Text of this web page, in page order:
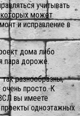
учитывать
может
и исправление в
дома либо
пара дороже.
разнообразны,
просто.К
вы имеете
одноэтажных